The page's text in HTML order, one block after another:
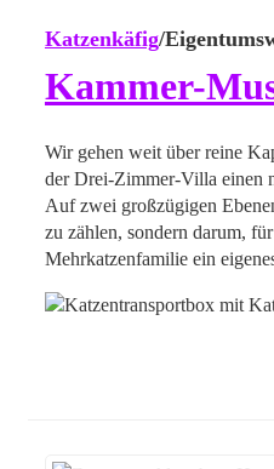
Katzenkäfig/
Kammer-
Wir gehen weit über reine
der Drei-Zimmer-Villa einen
Auf zwei großzügigen
zu zählen, sondern darum,
Mehrkatzenfamilie ein